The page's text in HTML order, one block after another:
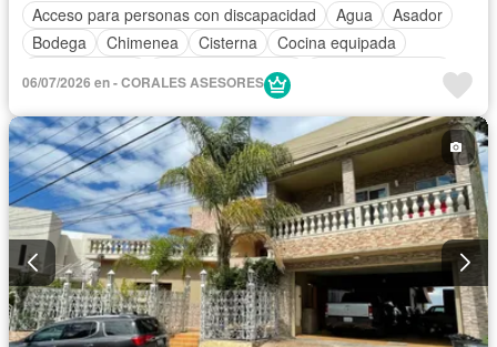
Acceso para personas con discapacidad
Agua
Asador
Bodega
Chimenea Cisterna
Cocina equipada
Cuarto de Limpieza
Internet
Recámara con closet
Televisión por cable
Terraza
Vista panorámica
Wifi Completamente amueblado
06/07/2026 en - CORALES ASESORES